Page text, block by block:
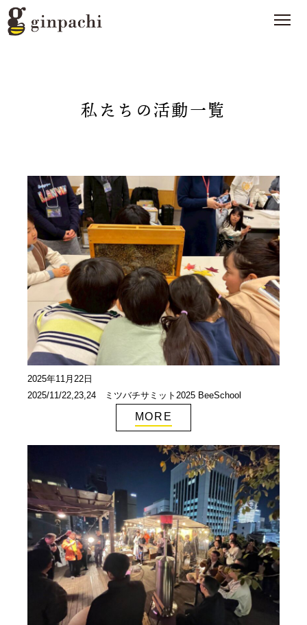
私たちの活動一覧
2025年11月22日
2025/11/22,23,24 ミツバチサミット2025 BeeSchool
MORE
銀ぱちとは
オンラインストア【お酒】
わたしたちの活動 >
スタッフブログ >
メディア一覧 >
協賛企業一覧 >
お問い合わせ >
みつばち博士ふくちゃん
銀座ミツバチプロジェクト
note